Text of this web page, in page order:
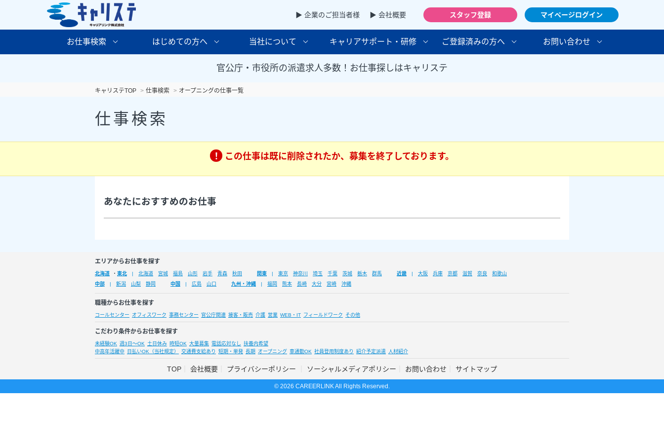
▶ 企業のご担当者様 ▶ 会社概要 スタッフ登録 マイページログイン
お仕事検索 はじめての方へ 当社について キャリアサポート・研修 ご登録済みの方へ お問い合わせ
官公庁・市役所の派遣求人多数！お仕事探しはキャリステ
キャリステTOP 仕事検索 オープニングの仕事一覧
仕事検索
この仕事は既に削除されたか、募集を終了しております。
あなたにおすすめのお仕事
エリアからお仕事を探す
北海道 ・ 東北 北海道 宮城 福島 山形 岩手 青森 秋田 関東 東京 神奈川 埼玉 千葉 茨城 栃木 群馬 近畿 大阪 兵庫 京都 滋賀 奈良
和歌山
中部
新潟 山梨 静岡 中国 広島 山口 九州・沖縄 福岡 熊本 長崎 大分 宮崎 沖縄
職種からお仕事を探す
コールセンター オフィスワーク 事務センター 官公庁関連 接客・販売 介護 営業 WEB・IT フィールドワーク その他
こだわり条件からお仕事を探す
未経験OK 週3日～OK 土日休み 時短OK 大量募集 電話応対なし 扶養内希望
中高年活躍中
日払いOK（当社規定） 交通費支給あり 短期・単発 長期 オープニング 車通勤OK 社員登用制度あり 紹介予定派遣 人材紹介
TOP 会社概要 プライバシーポリシー ソーシャルメディアポリシー お問い合わせ サイトマップ
© 2026 CAREERLINK All Rights Reserved.